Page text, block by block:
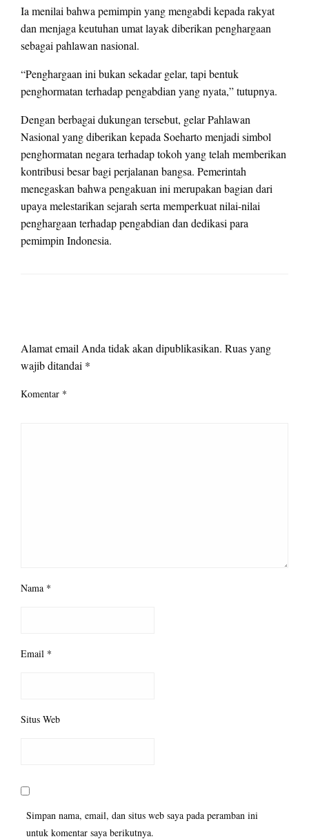
Ia menilai bahwa pemimpin yang mengabdi kepada rakyat
dan menjaga keutuhan umat layak diberikan penghargaan
sebagai pahlawan nasional.
“Penghargaan ini bukan sekadar gelar, tapi bentuk
penghormatan terhadap pengabdian yang nyata,” tutupnya.
Dengan berbagai dukungan tersebut, gelar Pahlawan
Nasional yang diberikan kepada Soeharto menjadi simbol
penghormatan negara terhadap tokoh yang telah memberikan
kontribusi besar bagi perjalanan bangsa. Pemerintah
menegaskan bahwa pengakuan ini merupakan bagian dari
upaya melestarikan sejarah serta memperkuat nilai-nilai
penghargaan terhadap pengabdian dan dedikasi para
pemimpin Indonesia.
Alamat email Anda tidak akan dipublikasikan. Ruas yang
wajib ditandai *
Komentar *
Nama *
Email *
Situs Web
Simpan nama, email, dan situs web saya pada peramban ini
untuk komentar saya berikutnya.